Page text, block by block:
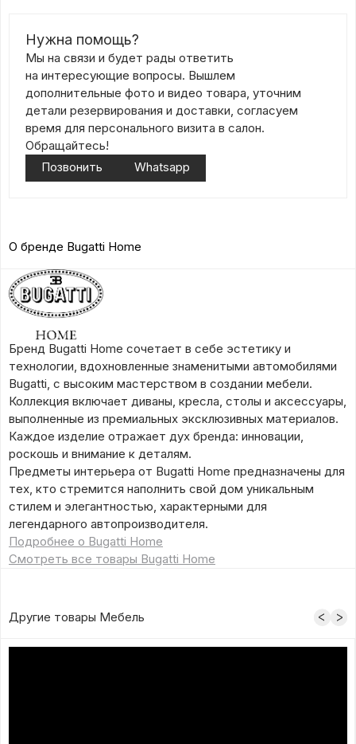
Нужна помощь?
Мы на связи и будет рады ответить
на интересующие вопросы. Вышлем
дополнительные фото и видео товара, уточним
детали резервирования и доставки, согласуем
время для персонального визита в салон.
Обращайтесь!
Позвонить
Whatsapp
О бренде Bugatti Home
Бренд Bugatti Home сочетает в себе эстетику и
технологии, вдохновленные знаменитыми автомобилями
Bugatti, с высоким мастерством в создании мебели.
Коллекция включает диваны, кресла, столы и аксессуары,
выполненные из премиальных эксклюзивных материалов.
Каждое изделие отражает дух бренда: инновации,
роскошь и внимание к деталям.
Предметы интерьера от Bugatti Home предназначены для
тех, кто стремится наполнить свой дом уникальным
стилем и элегантностью, характерными для
легендарного автопроизводителя.
Подробнее о Bugatti Home
Смотреть все товары Bugatti Home
Другие товары Мебель